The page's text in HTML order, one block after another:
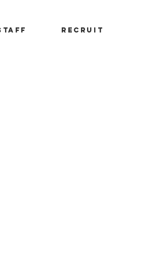
RECRUIT